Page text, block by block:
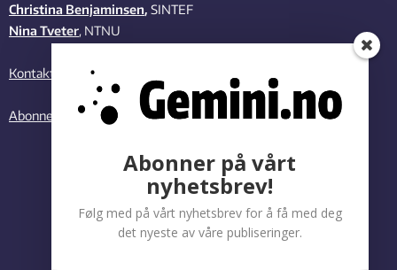
Christina Benjaminsen, SINTEF
Nina Tveter, NTNU
Kontakt oss
Abonner på vårt nyhetsbrev
Abonner på vårt
nyhetsbrev!
Følg med på vårt nyhetsbrev for å få med deg
det nyeste av våre publiseringer.